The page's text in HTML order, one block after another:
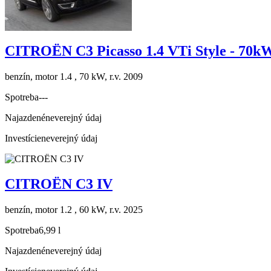
CITROËN C3 Picasso 1.4 VTi Style -
benzín, motor 1.4 , 70 kW, r.v. 2009
Spotreba---
Najazdenéneverejný údaj
Investícieneverejný údaj
CITROËN C3 IV
benzín, motor 1.2 , 60 kW, r.v. 2025
Spotreba6,99 l
Najazdenéneverejný údaj